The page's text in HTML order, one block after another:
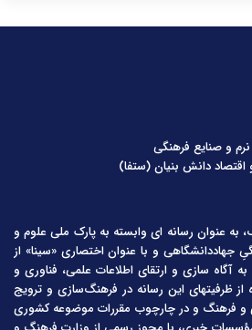
و صنایع فرهنگی
دانش بنیان (ستفا)
به عنوان رسانه ای وابسته به پارک ملی علوم و
جهاددانشگاهی و با عنوان اختصاری «سینا» از
کمک به آگاه سازی و ارتقای اطلاعات علمی، فناوری و
از ظرفیتهای این رسانه در فرهنگ‌سازی و ترویج
و فرهنگ و در چارچوب مقررات موضوعه کشوری